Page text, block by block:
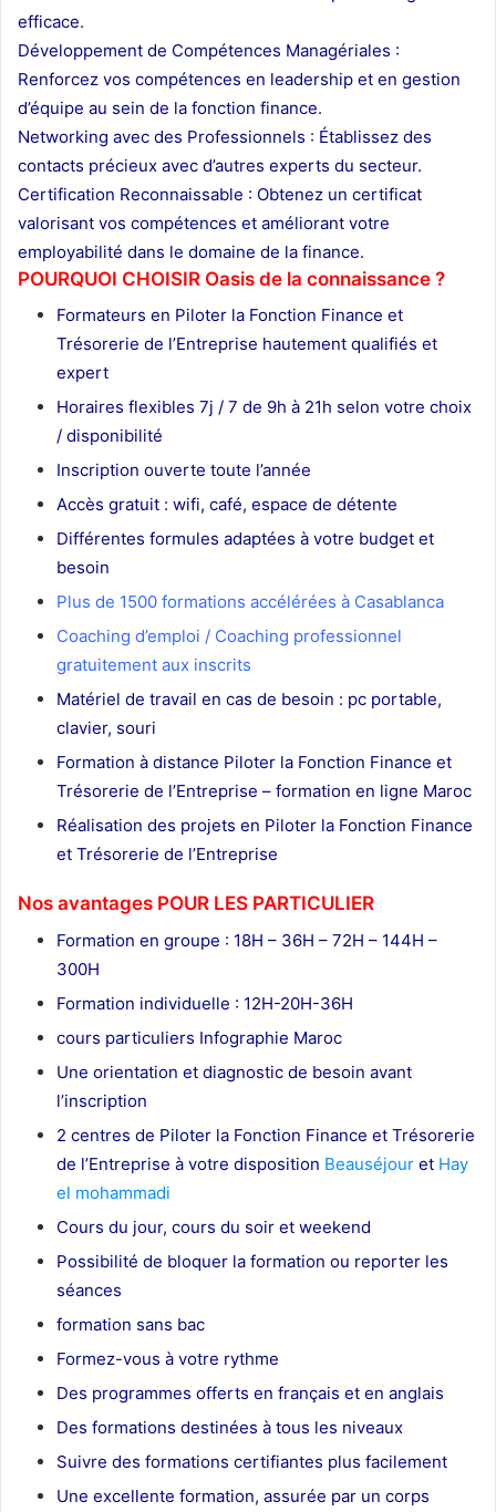
efficace.
Développement de Compétences Managériales :
Renforcez vos compétences en leadership et en gestion
d’équipe au sein de la fonction finance.
Networking avec des Professionnels : Établissez des
contacts précieux avec d’autres experts du secteur.
Certification Reconnaissable : Obtenez un certificat
valorisant vos compétences et améliorant votre
employabilité dans le domaine de la finance.
POURQUOI CHOISIR Oasis de la connaissance ?
Formateurs en Piloter la Fonction Finance et
Trésorerie de l’Entreprise hautement qualifiés et
expert
Horaires flexibles 7j / 7 de 9h à 21h selon votre choix
/ disponibilité
Inscription ouverte toute l’année
Accès gratuit : wifi, café, espace de détente
Différentes formules adaptées à votre budget et
besoin
Plus de 1500 formations accélérées à Casablanca
Coaching d’emploi / Coaching professionnel
gratuitement aux inscrits
Matériel de travail en cas de besoin : pc portable,
clavier, souri
Formation à distance Piloter la Fonction Finance et
Trésorerie de l’Entreprise – formation en ligne Maroc
Réalisation des projets en Piloter la Fonction Finance
et Trésorerie de l’Entreprise
Nos avantages POUR LES PARTICULIER
Formation en groupe : 18H – 36H – 72H – 144H –
300H
Formation individuelle : 12H-20H-36H
cours particuliers Infographie Maroc
Une orientation et diagnostic de besoin avant
l’inscription
2 centres de Piloter la Fonction Finance et Trésorerie
de l’Entreprise à votre disposition Beauséjour et Hay
el mohammadi
Cours du jour, cours du soir et weekend
Possibilité de bloquer la formation ou reporter les
séances
formation sans bac
Formez-vous à votre rythme
Des programmes offerts en français et en anglais
Des formations destinées à tous les niveaux
Suivre des formations certifiantes plus facilement
Une excellente formation, assurée par un corps